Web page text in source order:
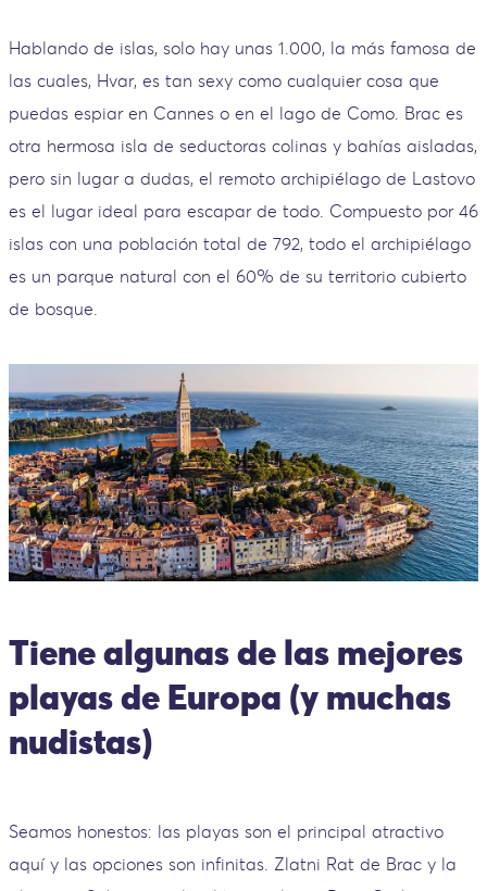
Hablando de islas, solo hay unas 1.000, la más famosa de
las cuales, Hvar, es tan sexy como cualquier cosa que
puedas espiar en Cannes o en el lago de Como. Brac es
otra hermosa isla de seductoras colinas y bahías aisladas,
pero sin lugar a dudas, el remoto archipiélago de Lastovo
es el lugar ideal para escapar de todo. Compuesto por 46
islas con una población total de 792, todo el archipiélago
es un parque natural con el 60% de su territorio cubierto
de bosque.
Tiene algunas de las mejores
playas de Europa (y muchas
nudistas)
Seamos honestos: las playas son el principal atractivo
aquí y las opciones son infinitas. Zlatni Rat de Brac y la